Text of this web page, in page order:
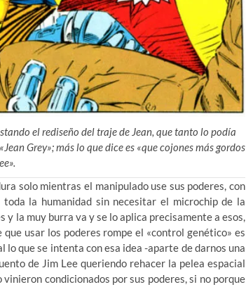
el rediseño del traje de Jean, que tanto lo podía
Grey»; más lo que dice es «que cojones más gordos
solo mientras el manipulado use sus poderes, con
la humanidad sin necesitar el microchip de la
y la muy burra va y se lo aplica precisamente a esos,
usar los poderes rompe el «control genético» es
que se intenta con esa idea -aparte de darnos una
de Jim Lee queriendo rehacer la pelea espacial
condicionados por sus poderes, si no porque